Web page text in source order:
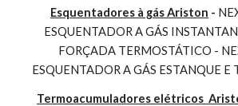
Esquentadores à gás Ariston -
ESQUENTADOR A GÁS
FORÇADA TERMOSTÁTICO -
ESQUENTADOR A GÁS ESTANQUE E
Termoacumuladores elétricos